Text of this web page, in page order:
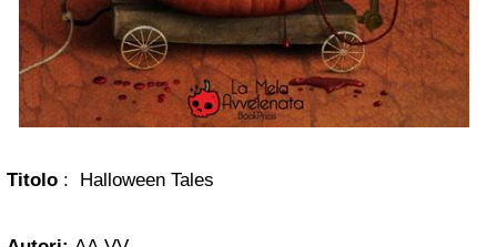
Titolo : Halloween Tales